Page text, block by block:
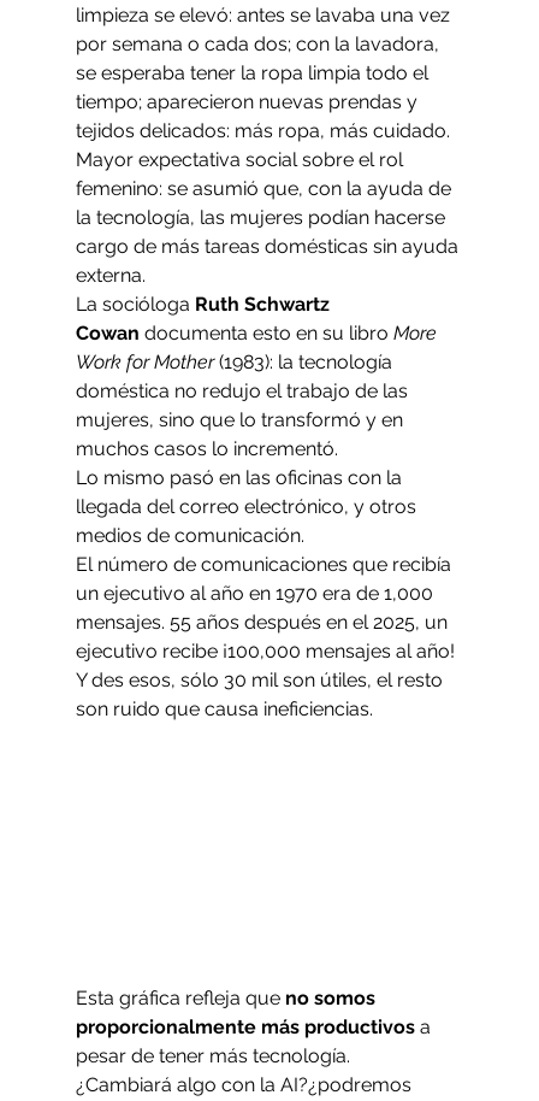
limpieza se elevó: antes se lavaba una vez
por semana o cada dos; con la lavadora,
se esperaba tener la ropa limpia todo el
tiempo; aparecieron nuevas prendas y
tejidos delicados: más ropa, más cuidado.
Mayor expectativa social sobre el rol
femenino: se asumió que, con la ayuda de
la tecnología, las mujeres podían hacerse
cargo de más tareas domésticas sin ayuda
externa.
La socióloga Ruth Schwartz
Cowan documenta esto en su libro More
Work for Mother (1983): la tecnología
doméstica no redujo el trabajo de las
mujeres, sino que lo transformó y en
muchos casos lo incrementó.
Lo mismo pasó en las oficinas con la
llegada del correo electrónico, y otros
medios de comunicación.
El número de comunicaciones que recibía
un ejecutivo al año en 1970 era de 1,000
mensajes. 55 años después en el 2025, un
ejecutivo recibe ¡100,000 mensajes al año!
Y des esos, sólo 30 mil son útiles, el resto
son ruido que causa ineficiencias.
Esta gráfica refleja que no somos
proporcionalmente más productivos a
pesar de tener más tecnología.
¿Cambiará algo con la AI?¿podremos